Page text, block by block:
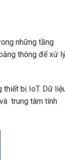
những tầng
thông để xử
thiết bị IoT. Dữ
trung tâm tính